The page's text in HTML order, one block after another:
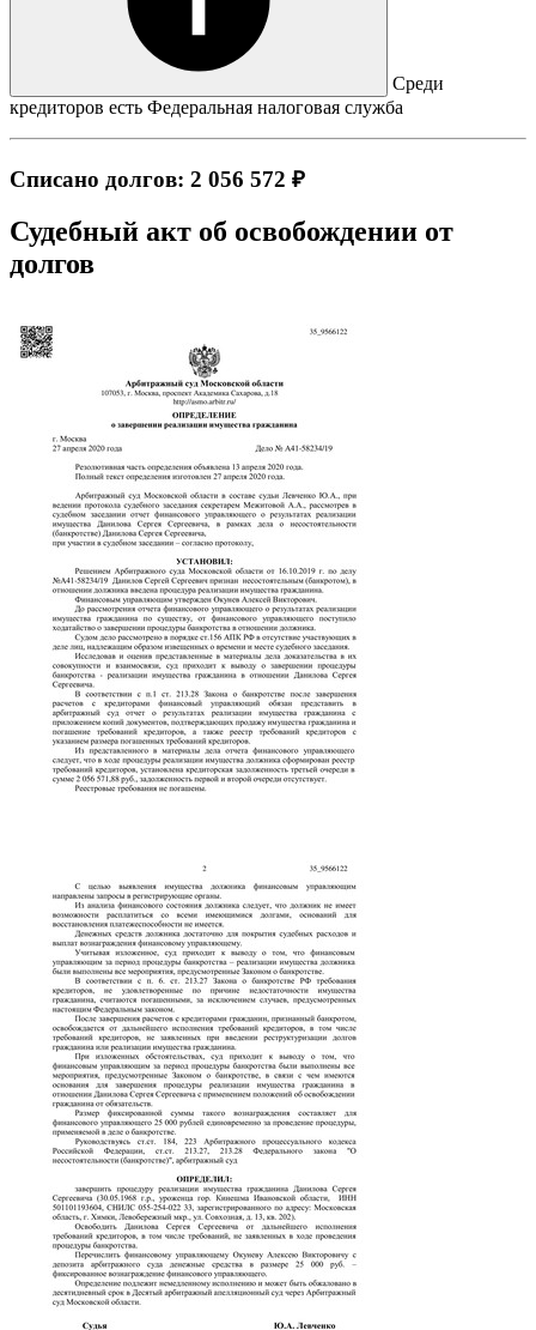
Среди
кредиторов есть Федеральная налоговая служба
Списано долгов: 2 056 572 ₽
Судебный акт об освобождении от
долгов